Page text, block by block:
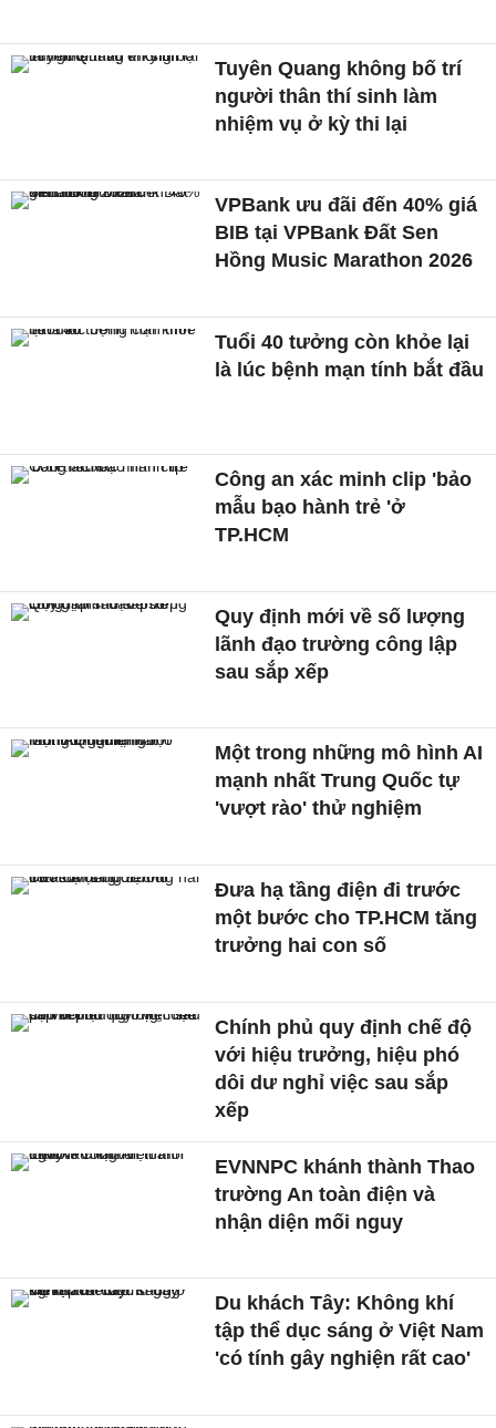
Tuyên Quang không bố trí
người thân thí sinh làm
nhiệm vụ ở kỳ thi lại
VPBank ưu đãi đến 40% giá
BIB tại VPBank Đất Sen
Hồng Music Marathon 2026
Tuổi 40 tưởng còn khỏe lại
là lúc bệnh mạn tính bắt đầu
Công an xác minh clip 'bảo
mẫu bạo hành trẻ 'ở
TP.HCM
Quy định mới về số lượng
lãnh đạo trường công lập
sau sắp xếp
Một trong những mô hình AI
mạnh nhất Trung Quốc tự
'vượt rào' thử nghiệm
Đưa hạ tầng điện đi trước
một bước cho TP.HCM tăng
trưởng hai con số
Chính phủ quy định chế độ
với hiệu trưởng, hiệu phó
dôi dư nghỉ việc sau sắp
xếp
EVNNPC khánh thành Thao
trường An toàn điện và
nhận diện mối nguy
Du khách Tây: Không khí
tập thể dục sáng ở Việt Nam
'có tính gây nghiện rất cao'